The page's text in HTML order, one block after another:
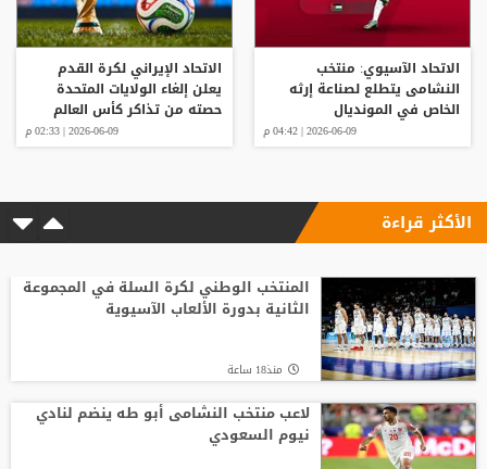
الاتحاد الآسيوي: منتخب
النشامى يتطلع لصناعة إرثه
الخاص في المونديال
2026-06-09 | 04:42 م
الاتحاد الإيراني لكرة القدم
يعلن إلغاء الولايات المتحدة
حصته من تذاكر كأس العالم
2026-06-09 | 02:33 م
الأكثر قراءة
المنتخب الوطني لكرة السلة في المجموعة
الثانية بدورة الألعاب الآسيوية
منذ18 ساعة
لاعب منتخب النشامى أبو طه ينضم لنادي
نيوم السعودي